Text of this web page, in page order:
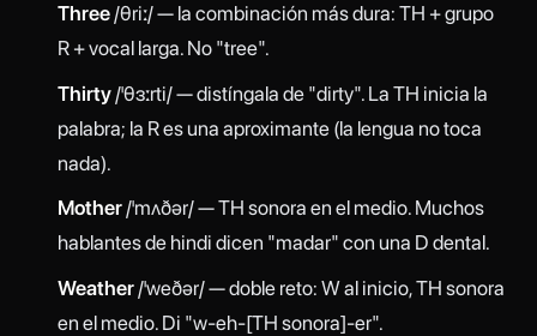
Three/θriː/ — la combinación más dura: TH + grupo
R + vocal larga. No "tree".
Thirty/ˈθɜːrti/ — distíngala de "dirty". La TH inicia la
palabra; la R es una aproximante (la lengua no toca
nada).
Mother/ˈmʌðər/ — TH sonora en el medio. Muchos
hablantes de hindi dicen "madar" con una D dental.
Weather/ˈweðər/ — doble reto: W al inicio, TH sonora
en el medio. Di "w-eh-[TH sonora]-er".